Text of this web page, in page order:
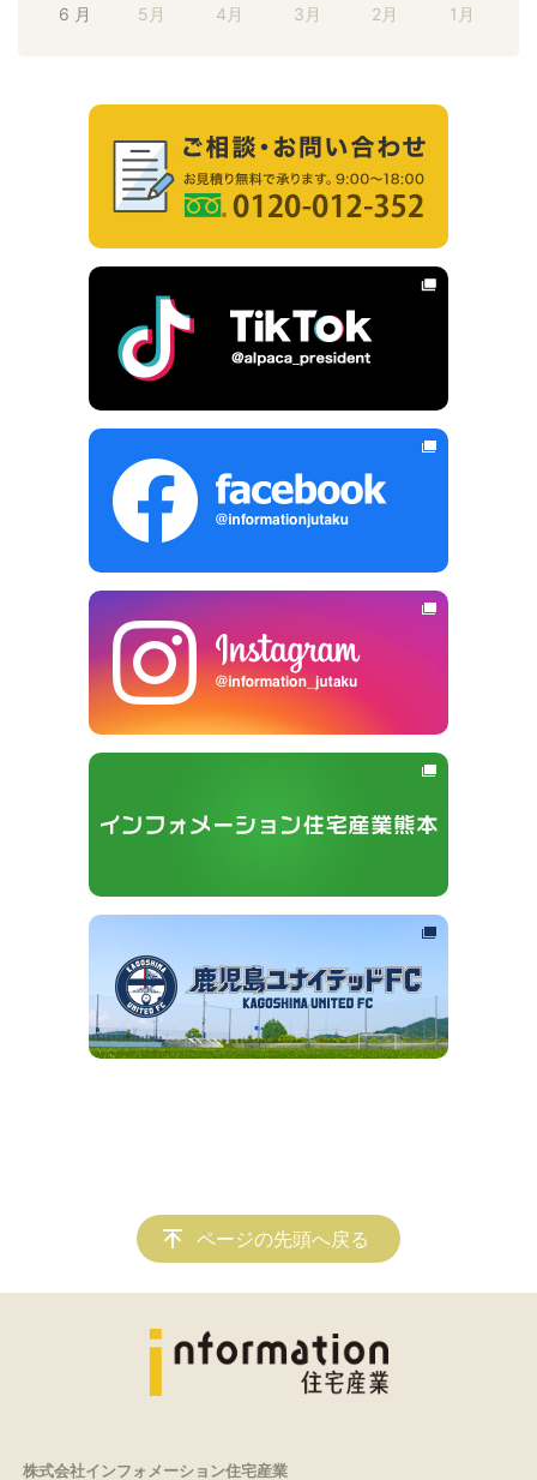
6 月 5月 4月 3月 2月 1月
ページの先頭へ戻る
株式会社インフォメーション住宅産業